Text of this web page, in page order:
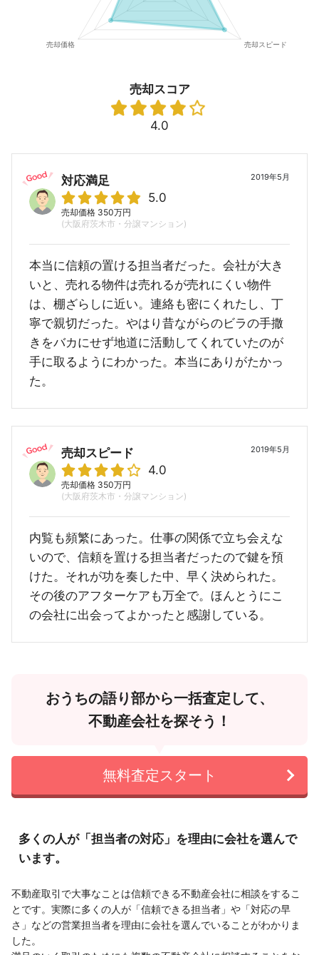
売却スコア
4.0
2019年5月
対応満足
5.0
売却価格 350万円
(大阪府茨木市・分譲マンション)
本当に信頼の置ける担当者だった。会社が大き
いと、売れる物件は売れるが売れにくい物件
は、棚ざらしに近い。連絡も密にくれたし、丁
寧で親切だった。やはり昔ながらのビラの手撒
きをバカにせず地道に活動してくれていたのが
手に取るようにわかった。本当にありがたかっ
た。
2019年5月
売却スピード
4.0
売却価格 350万円
(大阪府茨木市・分譲マンション)
内覧も頻繁にあった。仕事の関係で立ち会えな
いので、信頼を置ける担当者だったので鍵を預
けた。それが功を奏した中、早く決められた。
その後のアフターケアも万全で。ほんとうにこ
の会社に出会ってよかったと感謝している。
おうちの語り部から一括査定して、
不動産会社を探そう！
無料査定スタート
多くの人が「担当者の対応」を理由に会社を選んで
います。
不動産取引で大事なことは信頼できる不動産会社に相談をするこ
とです。実際に多くの人が「信頼できる担当者」や「対応の早
さ」などの営業担当者を理由に会社を選んでいることがわかりま
した。